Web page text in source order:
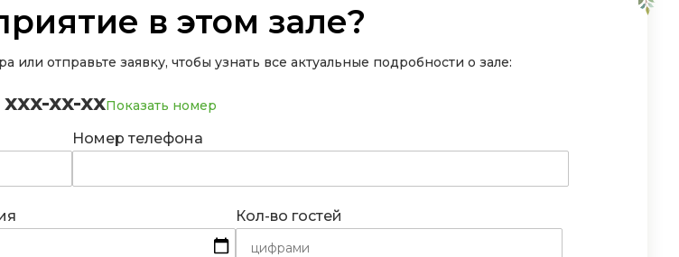
в этом зале?
отправьте заявку, чтобы узнать все актуальные подробности о зале:
xx-xxПоказать номер
Номер телефона
Кол-во гостей